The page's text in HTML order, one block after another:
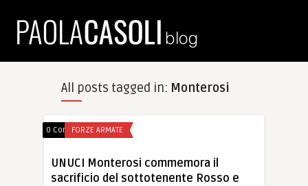
All posts tagged in: Monterosi
0 CommentsFORZE ARMATE
UNUCI Monterosi commemora il
sacrificio del sottotenente Rosso e